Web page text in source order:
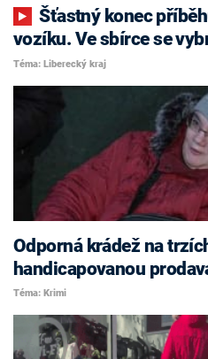
Šťastný konec příběhu o okradené ženě na
vozíku. Ve sbírce se
Téma: Liberecký kraj
Odporná krádež na
handicapovanou
Téma: Krimi